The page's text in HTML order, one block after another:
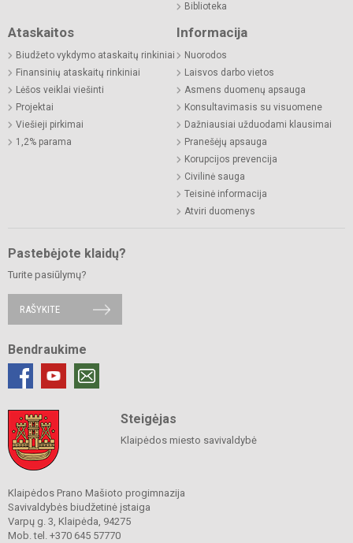
Biblioteka
Ataskaitos
Biudžeto vykdymo ataskaitų rinkiniai
Finansinių ataskaitų rinkiniai
Lėšos veiklai viešinti
Projektai
Viešieji pirkimai
1,2% parama
Informacija
Nuorodos
Laisvos darbo vietos
Asmens duomenų apsauga
Konsultavimasis su visuomene
Dažniausiai užduodami klausimai
Pranešėjų apsauga
Korupcijos prevencija
Civilinė sauga
Teisinė informacija
Atviri duomenys
Pastebėjote klaidų?
Turite pasiūlymų?
RAŠYKITE
Bendraukime
Steigėjas
Klaipėdos miesto savivaldybė
Klaipėdos Prano Mašioto progimnazija
Savivaldybės biudžetinė įstaiga
Varpų g. 3, Klaipėda, 94275
Mob. tel. +370 645 57770